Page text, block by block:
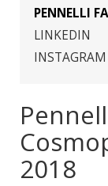
DERMOCURA
MEDIA
PENNELLI
LINKEDIN
INSTAGRAM
2018